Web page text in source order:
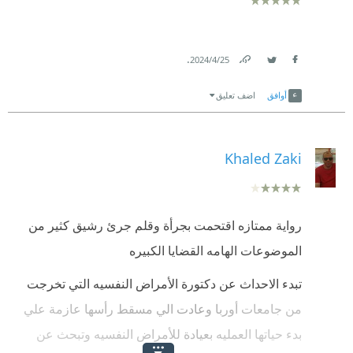
25‏/4‏/2024
.
أوافق اضف تعليق
Khaled Zaki
رواية ممتازه اقتحمت بجرأة وقلم جرئ رشيق كثير من
الموضوعات الهامه القضايا الكبيره
تبدء الاحداث عن دكتورة الأمراض النفسيه التي تخرجت
من جامعات أوربا وعادت الي مسقط رأسها عازمة علي
بدء حياتها العمليه بعيادة للأمراض النفسيه وتبحث عن